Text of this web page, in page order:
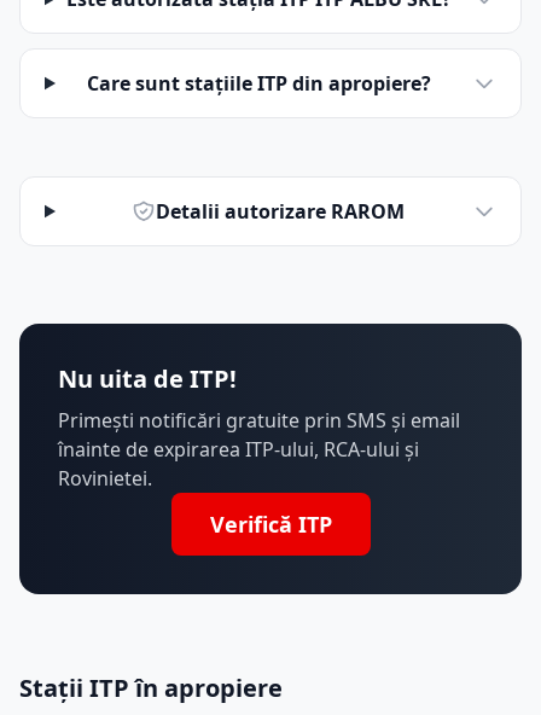
Care sunt stațiile ITP din apropiere?
Detalii autorizare RAROM
Nu uita de ITP!
Primești notificări gratuite prin SMS și email
înainte de expirarea ITP-ului, RCA-ului și
Rovinietei.
Verifică ITP
Stații ITP în apropiere